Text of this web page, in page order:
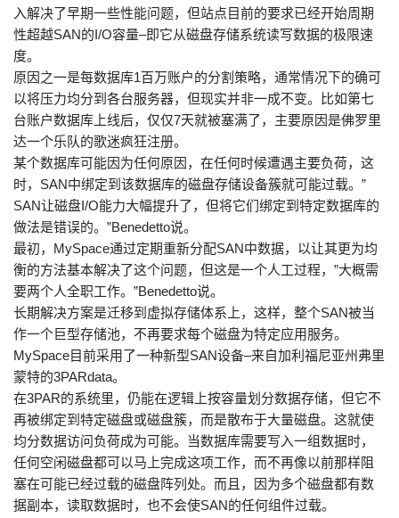
入解决了早期一些性能问题，但站点目前的要求已经开始周期
性超越SAN的I/O容量–即它从磁盘存储系统读写数据的极限速
度。
原因之一是每数据库1百万账户的分割策略，通常情况下的确可
以将压力均分到各台服务器，但现实并非一成不变。比如第七
台账户数据库上线后，仅仅7天就被塞满了，主要原因是佛罗里
达一个乐队的歌迷疯狂注册。
某个数据库可能因为任何原因，在任何时候遭遇主要负荷，这
时，SAN中绑定到该数据库的磁盘存储设备簇就可能过载。”
SAN让磁盘I/O能力大幅提升了，但将它们绑定到特定数据库的
做法是错误的。”Benedetto说。
最初，MySpace通过定期重新分配SAN中数据，以让其更为均
衡的方法基本解决了这个问题，但这是一个人工过程，”大概需
要两个人全职工作。”Benedetto说。
长期解决方案是迁移到虚拟存储体系上，这样，整个SAN被当
作一个巨型存储池，不再要求每个磁盘为特定应用服务。
MySpace目前采用了一种新型SAN设备–来自加利福尼亚州弗里
蒙特的3PARdata。
在3PAR的系统里，仍能在逻辑上按容量划分数据存储，但它不
再被绑定到特定磁盘或磁盘簇，而是散布于大量磁盘。这就使
均分数据访问负荷成为可能。当数据库需要写入一组数据时，
任何空闲磁盘都可以马上完成这项工作，而不再像以前那样阻
塞在可能已经过载的磁盘阵列处。而且，因为多个磁盘都有数
据副本，读取数据时，也不会使SAN的任何组件过载。